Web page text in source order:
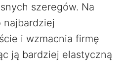
szeregów. Na
najbardziej
i wzmacnia firmę
ją bardziej elastyczną